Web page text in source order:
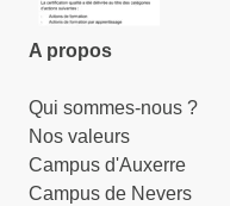
A propos
Qui sommes-nous ?
Nos valeurs
Campus d'Auxerre
Campus de Nevers